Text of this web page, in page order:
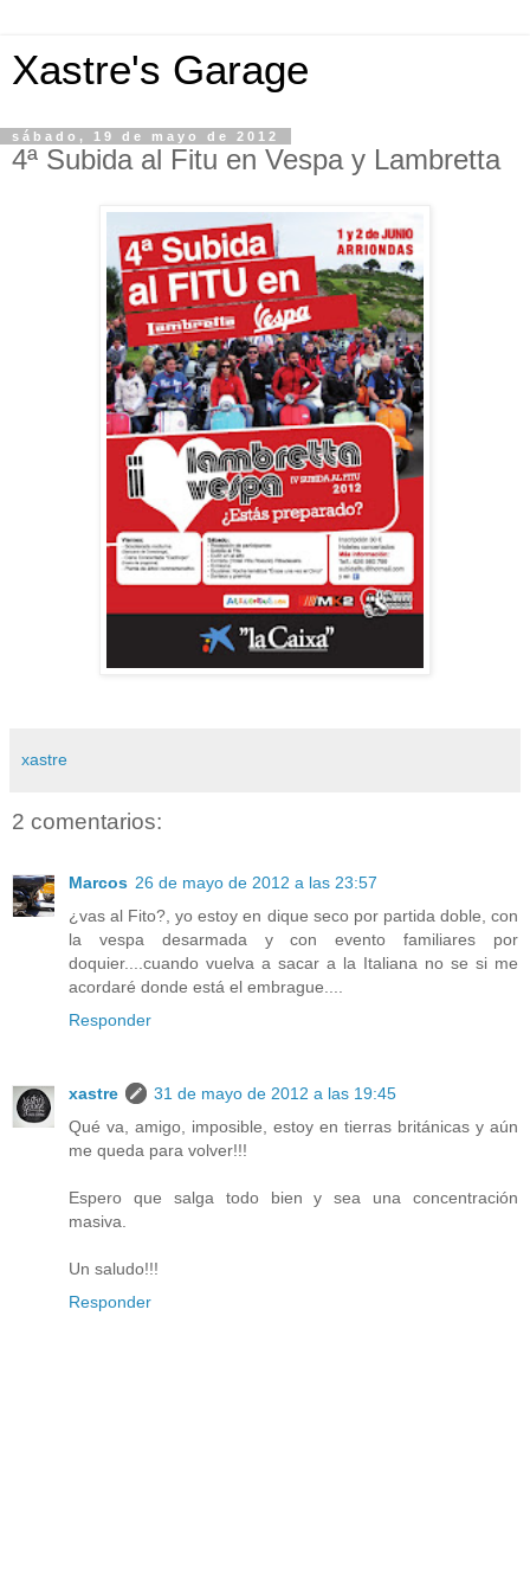
Xastre's Garage
sábado, 19 de mayo de 2012
4ª Subida al Fitu en Vespa y Lambretta
xastre
2 comentarios:
Marcos 26 de mayo de 2012 a las 23:57
¿vas al Fito?, yo estoy en dique seco por partida doble, con
la vespa desarmada y con evento familiares por
doquier....cuando vuelva a sacar a la Italiana no se si me
acordaré donde está el embrague....
Responder
xastre
31 de mayo de 2012 a las 19:45
Qué va, amigo, imposible, estoy en tierras británicas y aún
me queda para volver!!!
Espero que salga todo bien y sea una concentración
masiva.
Un saludo!!!
Responder